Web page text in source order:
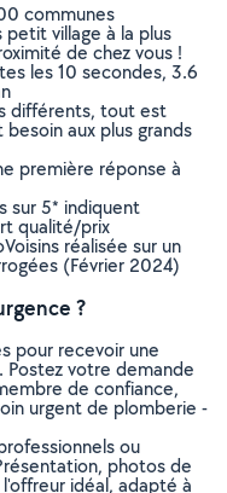
communes
petit village à la plus
de chez vous !
les 10 secondes, 3.6
différents, tout est
aux plus grands
première réponse à
sur 5* indiquent
qualité/prix
réalisée sur un
(Février 2024)
?
pour recevoir une
votre demande
de confiance,
urgent de plomberie -
ou
photos de
idéal, adapté à